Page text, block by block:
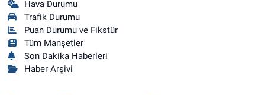
Hava Durumu
Trafik Durumu
Puan Durumu ve Fikstür
Tüm Manşetler
Son Dakika Haberleri
Haber Arşivi